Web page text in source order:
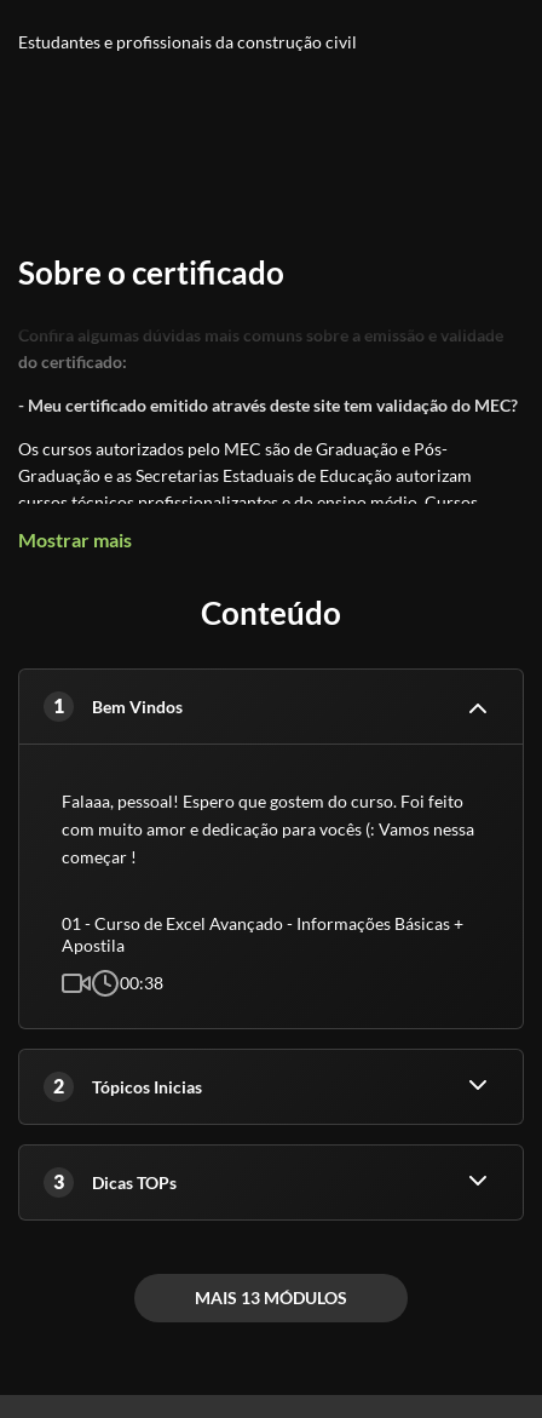
Estudantes e profissionais da construção civil
Sobre o certificado
Confira algumas dúvidas mais comuns sobre a emissão e validade
do certificado:
- Meu certificado emitido através deste site tem validação do MEC?
Os cursos autorizados pelo MEC são de Graduação e Pós-
Graduação e as Secretarias Estaduais de Educação autorizam
cursos técnicos profissionalizantes e do ensino médio. Cursos
Os Cursos Livres, passaram a integrar a Educação Profissional,
Educação Nacional. Essa é uma modalidade de educação não-
formal com duração variável, a fim de proporcionar conhecimentos
Educação é um direito de todos e é um incentivo a sociedade
previsto por lei na Constituição Federal. É com essa base que
trabalhamos, incentivando a educação. Os cursos livres e os
graduação ou pós-graduação.
- Meu certificado é aceito pelo CREA, CRC e CRM?
Conforme explicado acima, nossos cursos são de nível básico e
livre, ou seja, servem para atualização e qualificação. Todos esses
órgãos são de nível superior.
(Fontes: Secretaria de Educação de São Paulo e ABED)
Mostrar mais
Conteúdo
1 Bem Vindos
Falaaa, pessoal! Espero que gostem do curso. Foi feito
com muito amor e dedicação para vocês (: Vamos nessa
começar !
01 - Curso de Excel Avançado - Informações Básicas +
Apostila
00:38
2 Tópicos Inicias
3 Dicas TOPs
MAIS 13 MÓDULOS